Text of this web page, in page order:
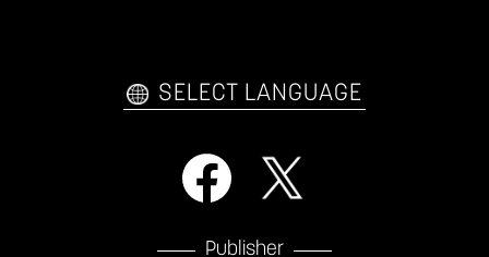
自己紹介カードメーカー アーケード
SELECT LANGUAGE
Publisher